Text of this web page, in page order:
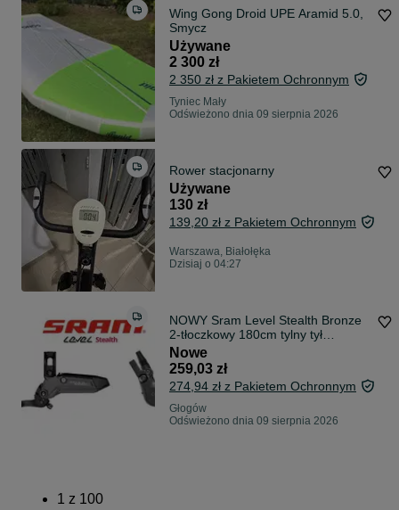
Wing Gong Droid UPE Aramid 5.0,
Smycz
Używane
2 300 zł
2 350 zł z Pakietem Ochronnym
Tyniec Mały
Odświeżono dnia 09 sierpnia 2026
Rower stacjonarny
Używane
130 zł
139,20 zł z Pakietem Ochronnym
Warszawa, Białołęka
Dzisiaj o 04:27
NOWY Sram Level Stealth Bronze
2-tłoczkowy 180cm tylny tył
hamulec rowerowy hydrauliczny
OEM rozłączony
Nowe
259,03 zł
274,94 zł z Pakietem Ochronnym
Głogów
Odświeżono dnia 09 sierpnia 2026
1 z 100